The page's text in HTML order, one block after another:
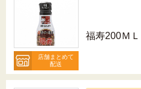
店舗まとめて
配送
福寿200ＭＬ